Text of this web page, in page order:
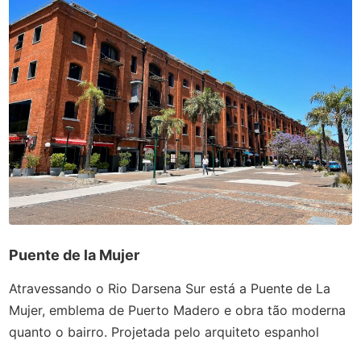
Puente de la Mujer
Atravessando o Rio Darsena Sur está a Puente de La
Mujer, emblema de Puerto Madero e obra tão moderna
quanto o bairro. Projetada pelo arquiteto espanhol